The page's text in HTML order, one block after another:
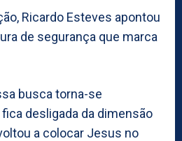
Ricardo Esteves apontou
de segurança que marca
busca torna-se
desligada da dimensão
a colocar Jesus no